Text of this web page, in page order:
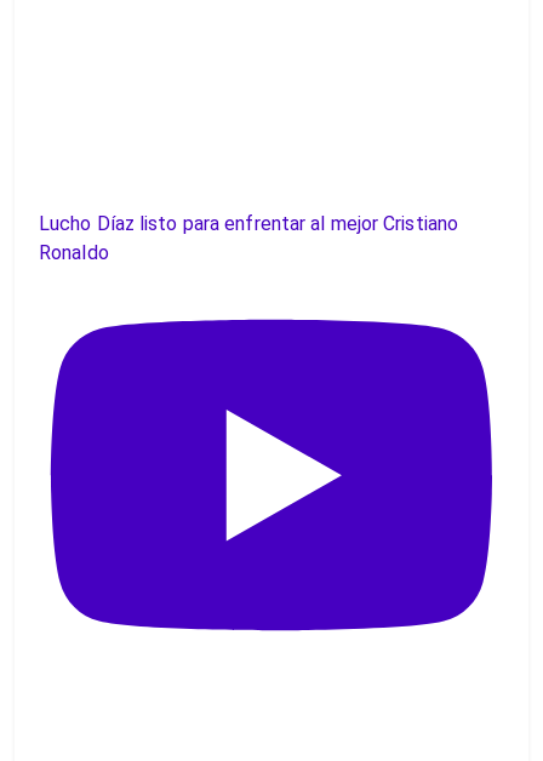
Lucho Díaz listo para enfrentar al mejor Cristiano
Ronaldo